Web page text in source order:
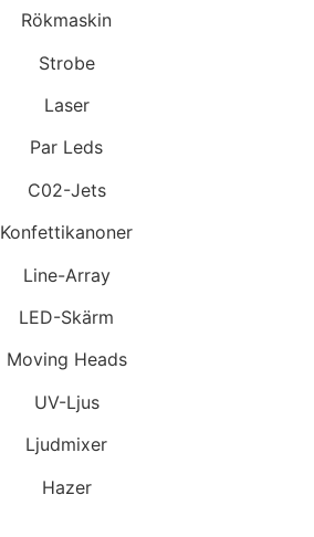
Rökmaskin
Strobe
Laser
Par Leds
C02-Jets
Konfettikanoner
Line-Array
LED-Skärm
Moving Heads
UV-Ljus
Ljudmixer
Hazer